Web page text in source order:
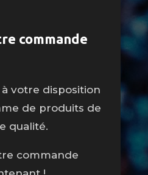
commande
votre disposition
de produits de
qualité.
commande